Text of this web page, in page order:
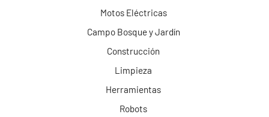
Motos Eléctricas
Campo Bosque y Jardín
Construcción
Limpieza
Herramientas
Robots